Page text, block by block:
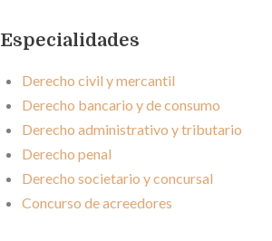
Especialidades
Derecho civil y mercantil
Derecho bancario y de consumo
Derecho administrativo y tributario
Derecho penal
Derecho societario y concursal
Concurso de acreedores